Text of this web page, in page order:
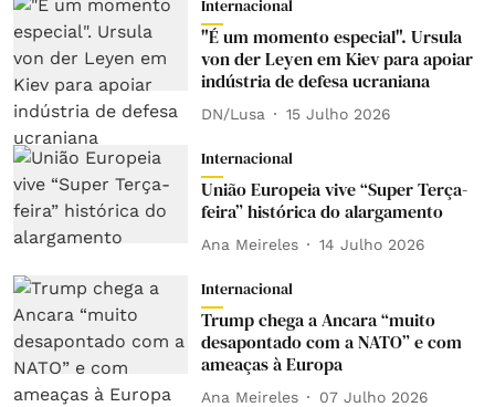
Internacional
"É um momento especial". Ursula
von der Leyen em Kiev para apoiar
indústria de defesa ucraniana
DN/Lusa 15 Julho 2026
Internacional
União Europeia vive “Super Terça-
feira” histórica do alargamento
Ana Meireles 14 Julho 2026
Internacional
Trump chega a Ancara “muito
desapontado com a NATO” e com
ameaças à Europa
Ana Meireles 07 Julho 2026